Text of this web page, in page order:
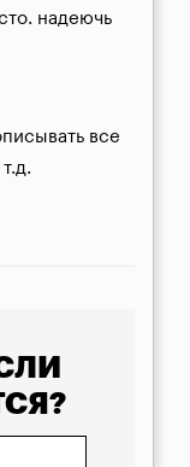
надеючь
все